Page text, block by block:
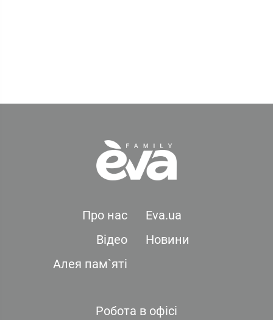
Про нас
Eva.ua
Відео
Новини
Алея пам`яті
Робота в офісі